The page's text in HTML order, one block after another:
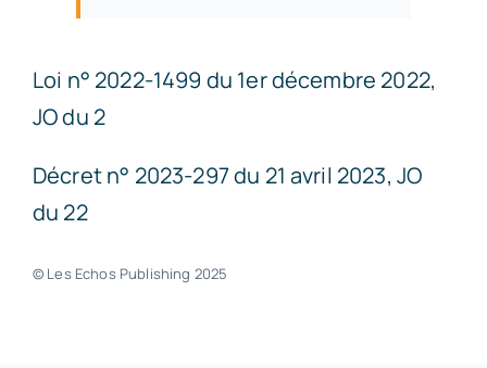
Loi n° 2022-1499 du 1er décembre 2022,
JO du 2
Décret n° 2023-297 du 21 avril 2023, JO
du 22
© Les Echos Publishing 2025